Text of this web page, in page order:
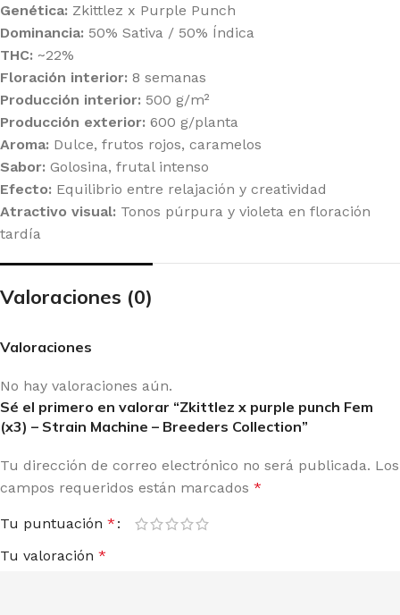
Genética: Zkittlez x Purple Punch
Dominancia: 50% Sativa / 50% Índica
THC: ~22%
Floración interior: 8 semanas
Producción interior: 500 g/m²
Producción exterior: 600 g/planta
Aroma: Dulce, frutos rojos, caramelos
Sabor: Golosina, frutal intenso
Efecto: Equilibrio entre relajación y creatividad
Atractivo visual: Tonos púrpura y violeta en floración
tardía
Valoraciones (0)
Valoraciones
No hay valoraciones aún.
Sé el primero en valorar “Zkittlez x purple punch Fem
(x3) – Strain Machine – Breeders Collection”
Tu dirección de correo electrónico no será publicada. Los
campos requeridos están marcados *
Tu puntuación *
Tu valoración *